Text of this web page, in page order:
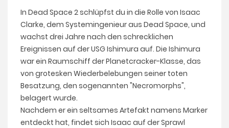
In Dead Space 2 schlüpfst du in die Rolle von Isaac
Clarke, dem Systemingenieur aus Dead Space, und
wachst drei Jahre nach den schrecklichen
Ereignissen auf der USG Ishimura auf. Die Ishimura
war ein Raumschiff der Planetcracker-Klasse, das
von grotesken Wiederbelebungen seiner toten
Besatzung, den sogenannten "Necromorphs",
belagert wurde.
Nachdem er ein seltsames Artefakt namens Marker
entdeckt hat, findet sich Isaac auf der Sprawl